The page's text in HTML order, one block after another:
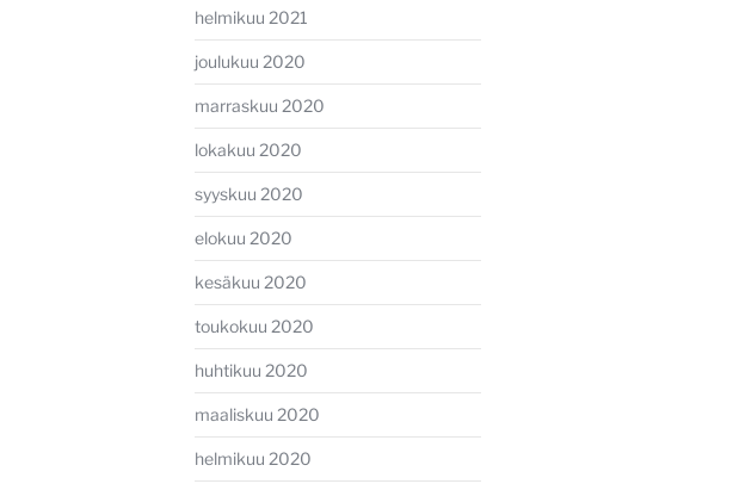
helmikuu 2021
joulukuu 2020
marraskuu 2020
lokakuu 2020
syyskuu 2020
elokuu 2020
kesäkuu 2020
toukokuu 2020
huhtikuu 2020
maaliskuu 2020
helmikuu 2020